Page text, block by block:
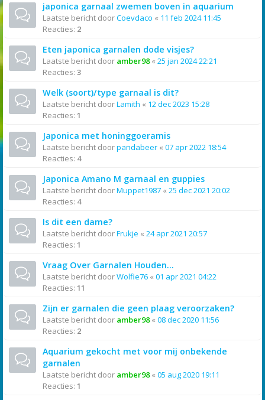
japonica garnaal zwemen boven in aquarium
Laatste bericht doorCoevdaco « 11 feb 2024 11:45
Reacties: 2
Eten japonica garnalen dode visjes?
Laatste bericht door amber98« 25 jan 2024 22:21
Reacties: 3
Welk (soort)/type garnaal is dit?
Laatste bericht doorLamith « 12 dec 2023 15:28
Reacties: 1
Japonica met honinggoeramis
Laatste bericht doorpandabeer « 07 apr 2022 18:54
Reacties: 4
Japonica Amano M garnaal en guppies
Laatste bericht doorMuppet1987 « 25 dec 2021 20:02
Reacties: 4
Is dit een dame?
Laatste bericht doorFrukje « 24 apr 2021 20:57
Reacties: 1
Vraag Over Garnalen Houden...
Laatste bericht doorWolfie76 « 01 apr 2021 04:22
Reacties: 11
Zijn er garnalen die geen plaag veroorzaken?
Laatste bericht door amber98« 08 dec 2020 11:56
Reacties: 2
Aquarium gekocht met voor mij onbekende
garnalen
Laatste bericht door amber98« 05 aug 2020 19:11
Reacties: 1